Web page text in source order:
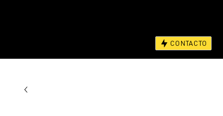
CONTACTO